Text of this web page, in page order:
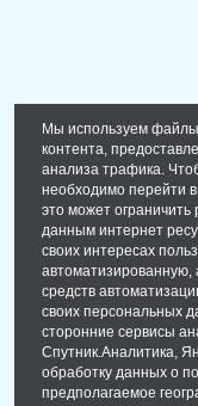
Мы используем
контента,
анализа трафика.
необходимо перейти
это может ограничить
данным интернет
своих интересах
автоматизированную,
средств
своих персональных
сторонние сервисы
Спутник.Аналитика,
обработку данных о
предполагаемое